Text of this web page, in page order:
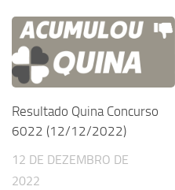
Resultado Quina Concurso
6022 (12/12/2022)
12 DE DEZEMBRO DE
2022